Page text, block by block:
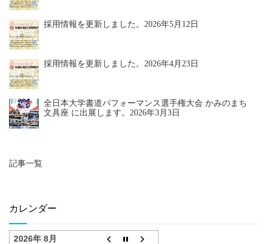
採用情報を更新しました。 2026年5月12日
採用情報を更新しました。 2026年4月23日
全日本大学書道パフォーマンス選手権大会 かみのまち
文具座 に出展します。 2026年3月3日
記事一覧
カレンダー
2026年 8月